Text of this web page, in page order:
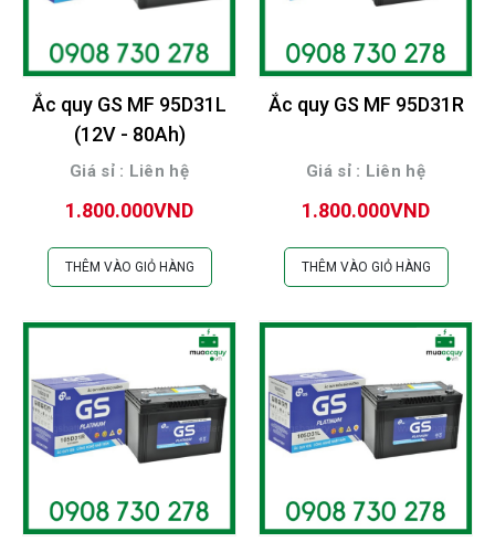
Ắc quy GS MF 95D31L
(12V - 80Ah)
Giá sỉ : Liên hệ
1.800.000VND
THÊM VÀO GIỎ HÀNG
Ắc quy GS MF 95D31R
Giá sỉ : Liên hệ
1.800.000VND
THÊM VÀO GIỎ HÀNG